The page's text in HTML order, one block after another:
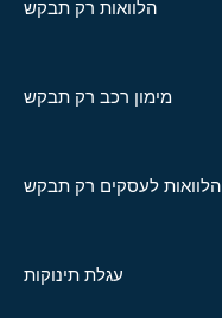
הלוואות רק תבקש
מימון רכב רק תבקש
הלוואות לעסקים רק תבקש
עגלת תינוקות